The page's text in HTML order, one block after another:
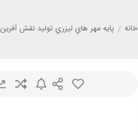
خانه / پايه مهر هاي ليزري توليد نقش آفرين Leizer stamp